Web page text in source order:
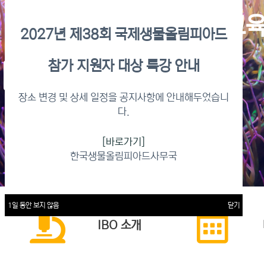
2026년 KBO 2차 원격교
이수증명서 확인 바로가기
IBO 소개
2027년 제38회 국제생물올림피아드
참가 지원자 대상 특강 안내
장소 변경 및 상세 일정을 공지사항에 안내해두었습니
다.
[바로가기]
한국생물올림피아드사무국
1일 동안 보지 않음 닫기